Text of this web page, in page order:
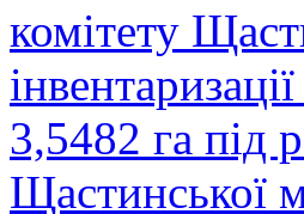
комітету
3,5482 га під
Щастинської